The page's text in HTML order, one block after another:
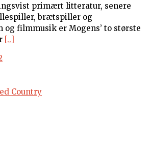
primært litteratur, senere
brætspiller og
og filmmusik er Mogens’ to største
[..]
Country